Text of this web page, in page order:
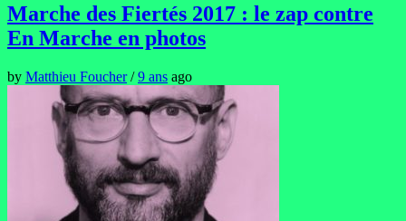
Marche des Fiertés 2017 : le zap contre
En Marche en photos
by Matthieu Foucher/9 ans ago